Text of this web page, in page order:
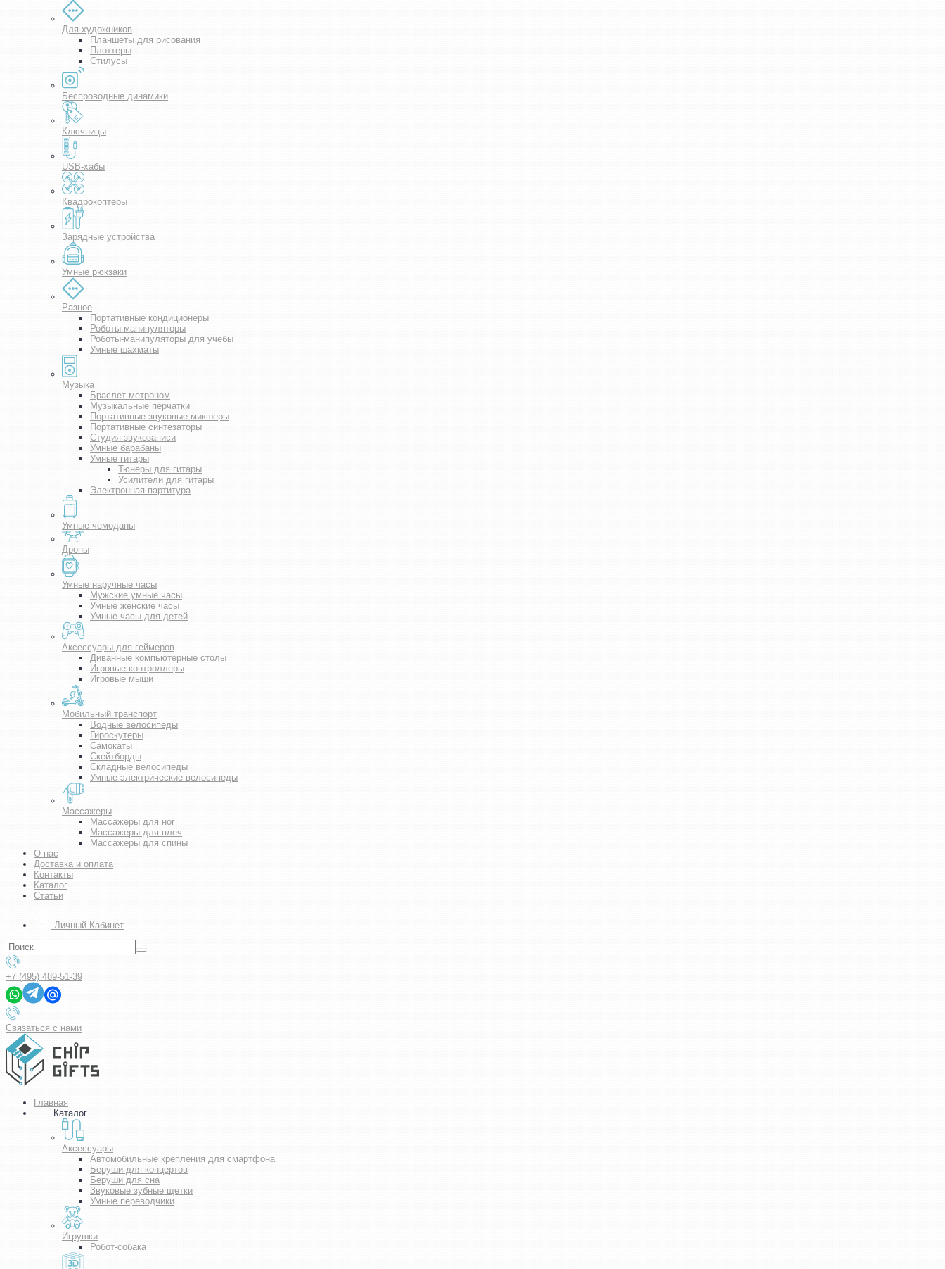
Для художников
Планшеты для рисования
Плоттеры
Стилусы
Беспроводные динамики
Ключницы
USB-хабы
Квадрокоптеры
Зарядные устройства
Умные рюкзаки
Разное
Портативные кондиционеры
Роботы-манипуляторы
Роботы-манипуляторы для учебы
Умные шахматы
Музыка
Браслет метроном
Музыкальные перчатки
Портативные звуковые микшеры
Портативные синтезаторы
Студия звукозаписи
Умные барабаны
Умные гитары
Тюнеры для гитары
Усилители для гитары
Электронная партитура
Умные чемоданы
Дроны
Умные наручные часы
Мужские умные часы
Умные женские часы
Умные часы для детей
Аксессуары для геймеров
Диванные компьютерные столы
Игровые контроллеры
Игровые мыши
Мобильный транспорт
Водные велосипеды
Гироскутеры
Самокаты
Скейтборды
Складные велосипеды
Умные электрические велосипеды
Массажеры
Массажеры для ног
Массажеры для плеч
Массажеры для спины
О нас
Доставка и оплата
Контакты
Каталог
Статьи
Личный Кабинет
+7 (495) 489-51-39
Связаться с нами
Главная
Каталог
Аксессуары
Автомобильные крепления для смартфона
Беруши для концертов
Беруши для сна
Звуковые зубные щетки
Умные переводчики
Игрушки
Робот-собака